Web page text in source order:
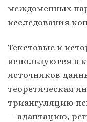
междоменных
исследования
Текстовые и
используются в
источников
теоретическая
триангуляцию
— адаптацию,